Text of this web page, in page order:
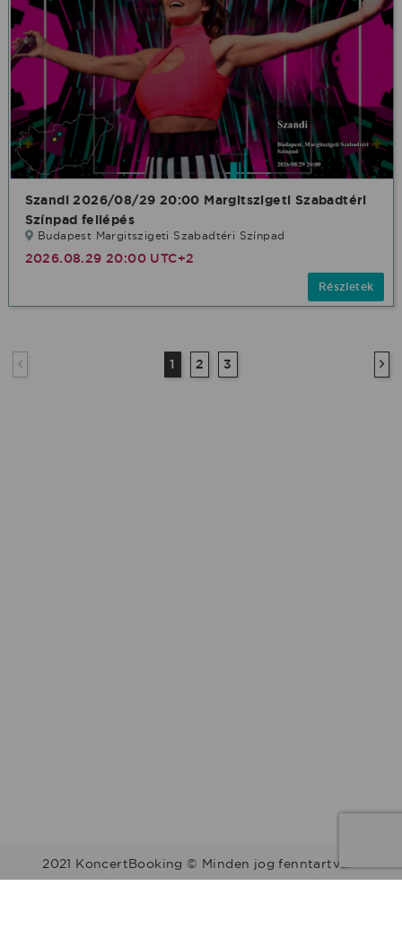
Szandi 2026/08/29 20:00 Margitszigeti Szabadtéri
Színpad fellépés
Budapest Margitszigeti Szabadtéri Színpad
2026.08.29 20:00 UTC+2
Részletek
1 2 3
2021 KoncertBooking © Minden jog fenntartva.
Kapcsolat | Telefonszám: +36 30 157 9812 | E-mail: